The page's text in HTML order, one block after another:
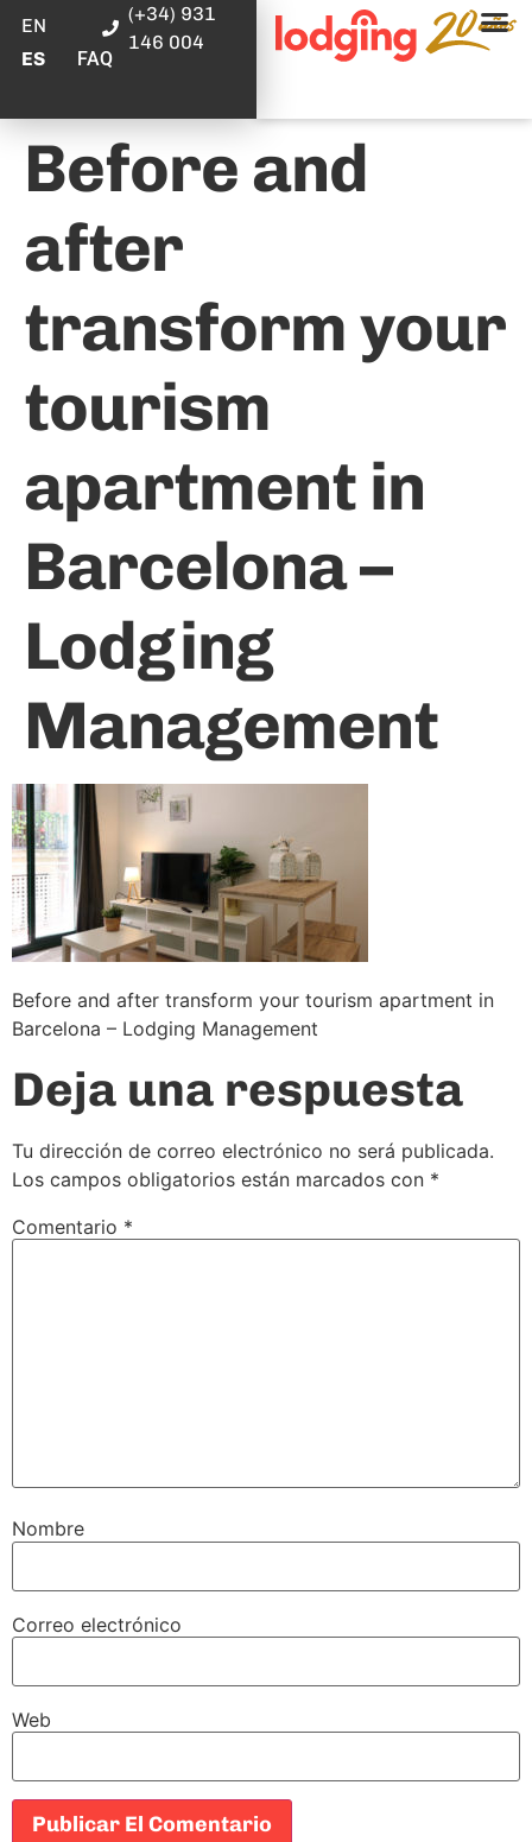
EN
ES
FAQ
(+34) 931
146 004
Before and
after
transform your
tourism
apartment in
Barcelona –
Lodging
Management
Before and after transform your tourism apartment in
Barcelona – Lodging Management
Deja una respuesta
Tu dirección de correo electrónico no será publicada.
Los campos obligatorios están marcados con *
Comentario *
Nombre
Correo electrónico
Web